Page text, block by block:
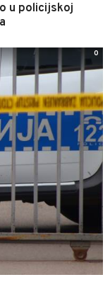
u policijskoj
0